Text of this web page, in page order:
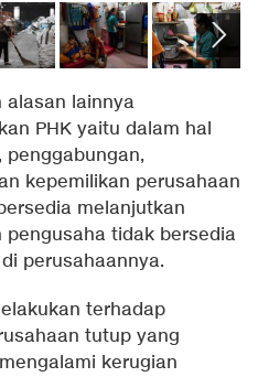
alasan lainnya
PHK yaitu dalam hal
kepemilikan perusahaan
melanjutkan
tidak bersedia
perusahaannya.
terhadap
tutup yang
kerugian